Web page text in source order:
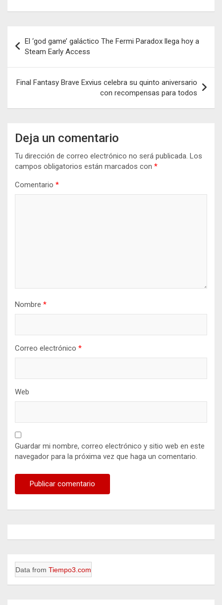
de
entradas
El ‘god game’ galáctico The Fermi Paradox llega hoy a
Steam Early Access
Final Fantasy Brave Exvius celebra su quinto aniversario
con recompensas para todos
Deja un comentario
Tu dirección de correo electrónico no será publicada. Los
campos obligatorios están marcados con *
Comentario *
Nombre *
Correo electrónico *
Web
Guardar mi nombre, correo electrónico y sitio web en este
navegador para la próxima vez que haga un comentario.
Data from Tiempo3.com